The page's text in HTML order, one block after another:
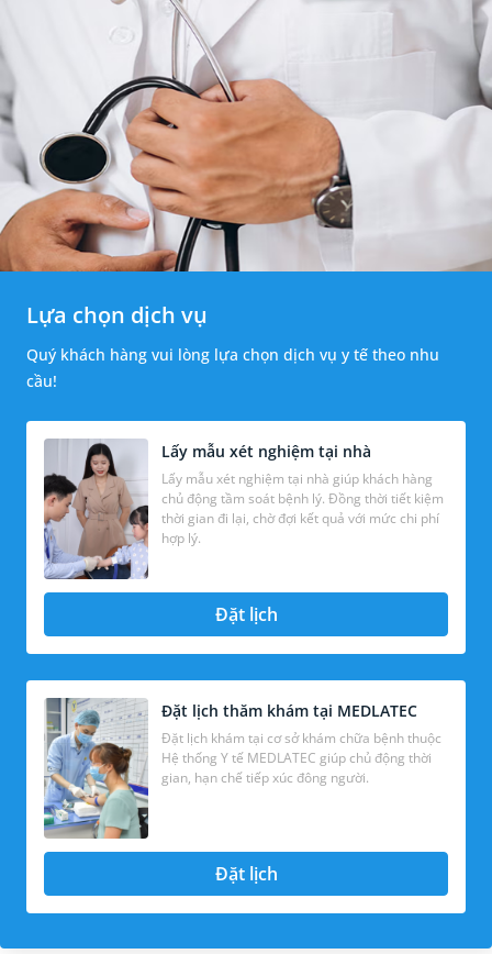
Lựa chọn dịch vụ
Quý khách hàng vui lòng lựa chọn dịch vụ y tế theo nhu
cầu!
Lấy mẫu xét nghiệm tại nhà
Lấy mẫu xét nghiệm tại nhà giúp khách hàng
chủ động tầm soát bệnh lý. Đồng thời tiết kiệm
thời gian đi lại, chờ đợi kết quả với mức chi phí
hợp lý.
Đặt lịch
Đặt lịch thăm khám tại MEDLATEC
Đặt lịch khám tại cơ sở khám chữa bệnh thuộc
Hệ thống Y tế MEDLATEC giúp chủ động thời
gian, hạn chế tiếp xúc đông người.
Đặt lịch